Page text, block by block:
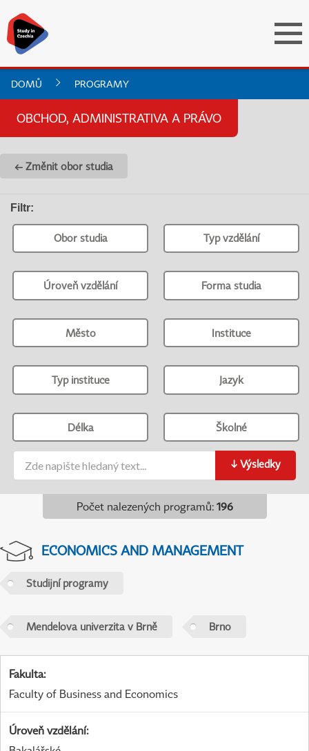
DOMŮ PROGRAMY
OBCHOD, ADMINISTRATIVA A PRÁVO
← Změnit obor studia
Filtr:
Obor studia Typ vzdělání
Úroveň vzdělání Forma studia
Město Instituce
Typ instituce Jazyk
Délka Školné
↓ Výsledky
Počet nalezených programů: 196
ECONOMICS AND MANAGEMENT
Studijní programy
Mendelova univerzita v Brně Brno
Fakulta:
Faculty of Business and Economics
Úroveň vzdělání: